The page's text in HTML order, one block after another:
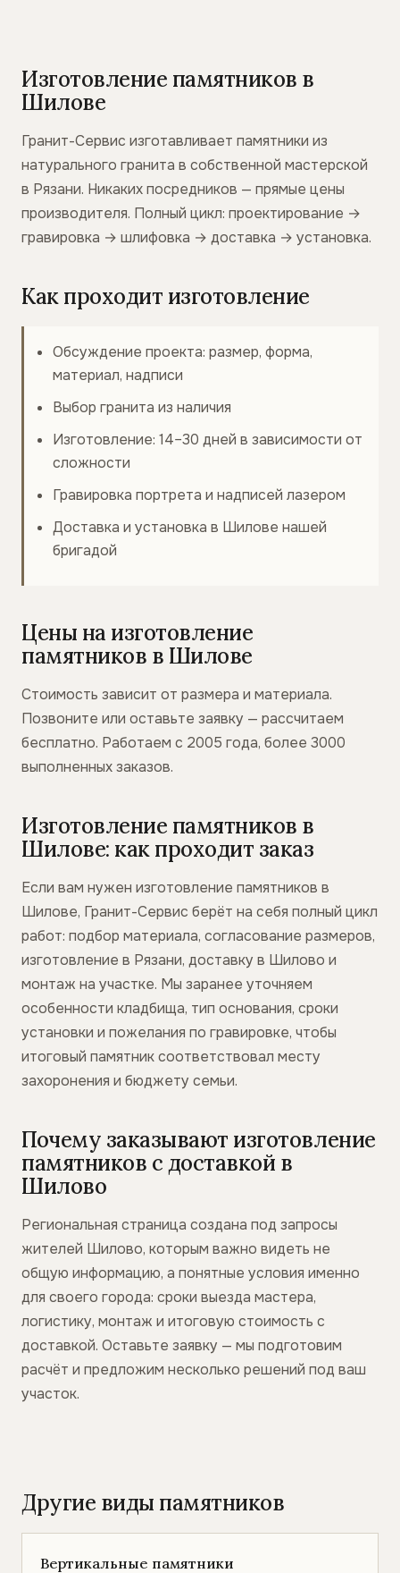
Изготовление памятников в
Шилове
Гранит-Сервис изготавливает памятники из
натурального гранита в собственной мастерской
в Рязани. Никаких посредников — прямые цены
производителя. Полный цикл: проектирование →
гравировка → шлифовка → доставка → установка.
Как проходит изготовление
Обсуждение проекта: размер, форма,
материал, надписи
Выбор гранита из наличия
Изготовление: 14–30 дней в зависимости от
сложности
Гравировка портрета и надписей лазером
Доставка и установка в Шилове нашей
бригадой
Цены на изготовление
памятников в Шилове
Стоимость зависит от размера и материала.
Позвоните или оставьте заявку — рассчитаем
бесплатно. Работаем с 2005 года, более 3000
выполненных заказов.
Изготовление памятников в
Шилове: как проходит заказ
Если вам нужен изготовление памятников в
Шилове, Гранит-Сервис берёт на себя полный цикл
работ: подбор материала, согласование размеров,
изготовление в Рязани, доставку в Шилово и
монтаж на участке. Мы заранее уточняем
особенности кладбища, тип основания, сроки
установки и пожелания по гравировке, чтобы
итоговый памятник соответствовал месту
захоронения и бюджету семьи.
Почему заказывают изготовление
памятников с доставкой в
Шилово
Региональная страница создана под запросы
жителей Шилово, которым важно видеть не
общую информацию, а понятные условия именно
для своего города: сроки выезда мастера,
логистику, монтаж и итоговую стоимость с
доставкой. Оставьте заявку — мы подготовим
расчёт и предложим несколько решений под ваш
участок.
Другие виды памятников
Вертикальные памятники